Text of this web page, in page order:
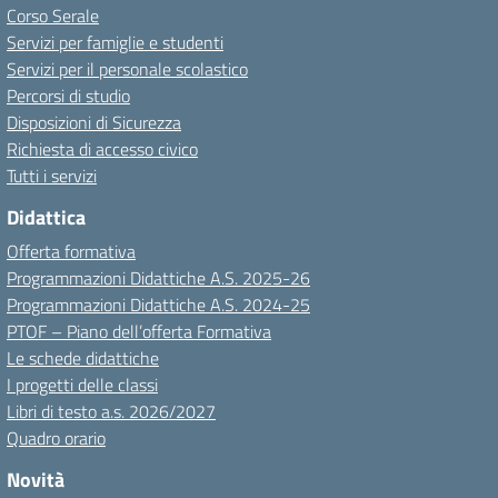
Corso Serale
Servizi per famiglie e studenti
Servizi per il personale scolastico
Percorsi di studio
Disposizioni di Sicurezza
Richiesta di accesso civico
Tutti i servizi
Didattica
Offerta formativa
Programmazioni Didattiche A.S. 2025-26
Programmazioni Didattiche A.S. 2024-25
PTOF – Piano dell’offerta Formativa
Le schede didattiche
I progetti delle classi
Libri di testo a.s. 2026/2027
Quadro orario
Novità